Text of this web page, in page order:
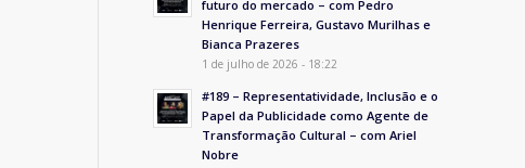
futuro do mercado – com Pedro
Henrique Ferreira, Gustavo Murilhas e
Bianca Prazeres
1 de julho de 2026 - 18:22
#189 – Representatividade, Inclusão e o
Papel da Publicidade como Agente de
Transformação Cultural – com Ariel
Nobre